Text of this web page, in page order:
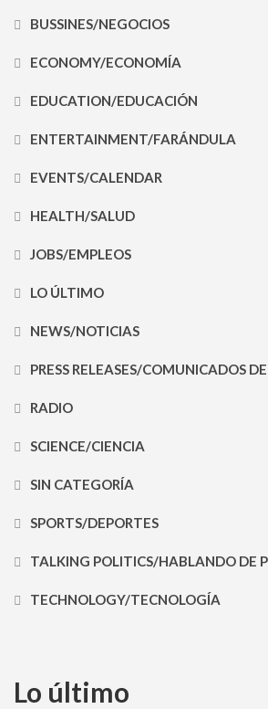
BUSSINES/NEGOCIOS
ECONOMY/ECONOMÍA
EDUCATION/EDUCACIÓN
ENTERTAINMENT/FARÁNDULA
EVENTS/CALENDAR
HEALTH/SALUD
JOBS/EMPLEOS
LO ÚLTIMO
NEWS/NOTICIAS
PRESS RELEASES/COMUNICADOS
RADIO
SCIENCE/CIENCIA
SIN CATEGORÍA
SPORTS/DEPORTES
TALKING POLITICS/HABLANDO DE
TECHNOLOGY/TECNOLOGÍA
Lo último